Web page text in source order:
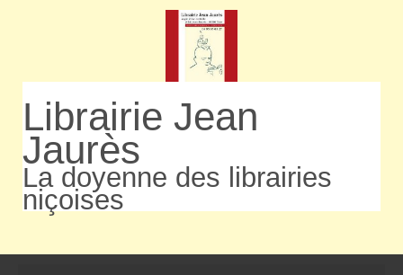
Librairie Jean
Jaurès
La doyenne des librairies
niçoises